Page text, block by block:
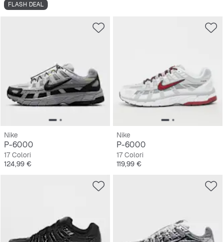
FLASH DEAL
Nike
P-6000
17 Colori
Prezzo
124,99 €
Nike
P-6000
17 Colori
Prezzo
119,99 €